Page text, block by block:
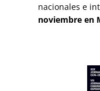
nacionales e
noviembre en